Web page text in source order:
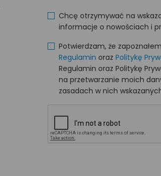
Chcę otrzymywać na
informacje o nowościach i
Potwierdzam, że
Regulamin oraz Politykę
Regulamin oraz Politykę
na przetwarzanie moich
zasadach w nich